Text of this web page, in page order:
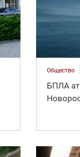
Общество
БПЛА